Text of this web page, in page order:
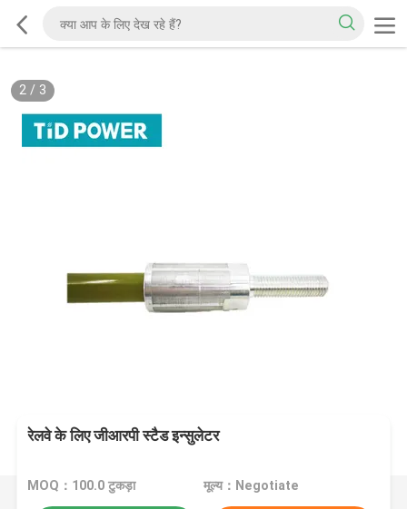
2/ 3
रेलवे के लिए जीआरपी स्टैड इन्सुलेटर
MOQ：100.0 टुकड़ा मूल्य：Negotiate